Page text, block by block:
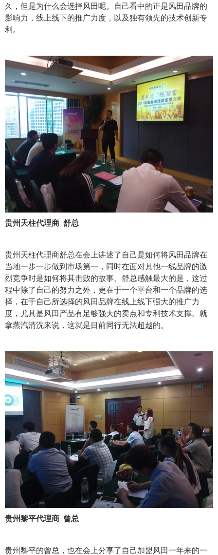
久，但是为什么会选择风田呢。自己看中的正是风田品牌的
影响力，线上线下的推广力度，以及独有领先的技术创新专
利。
贵州天柱代理商 舒总
贵州天柱代理商舒总在会上讲述了自己是如何将风田品牌在
当地一步一步做到市场第一，同时在面对其他一线品牌的激
烈竞争时是如何将其击败的故事。舒总感触最大的是，这过
程中除了自己的努力之外，更在于一个平台和一个品牌的选
择，在于自己所选择的风田品牌在线上线下强大的推广力
度，尤其是风田产品有足够强大的卖点和专利技术支撑。就
拿蒸汽清洗来说，这就是目前同行无法超越的。
贵州黎平代理商 曾总
贵州黎平的曾总，也在会上分享了自己加盟风田一年来的一